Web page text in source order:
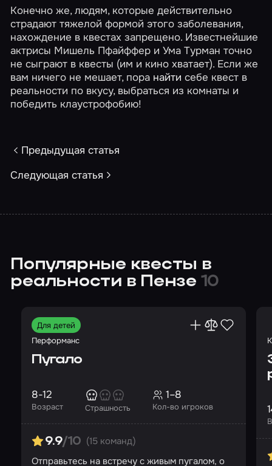
Конечно же, людям, которые действительно
страдают тяжелой формой этого заболевания,
нахождение в квестах запрещено. Известнейшие
актрисы Мишель Пфайффер и Ума Турман точно
не сыграют в квесты (им и кино хватает). Если же
вам ничего не мешает, пора найти себе квест в
реальности по вкусу, выбраться из комнаты и
победить клаустрофобию!
Предыдущая статья
Следующая статья
Популярные квесты в
реальности в Пензе 10
Для детей
Перформанс
Пугало
Возраст
8-12
Страшность Кол-во игроков
1–8
9.9/10 (15 команд)
Отправьтесь на встречу с живым пугалом, о